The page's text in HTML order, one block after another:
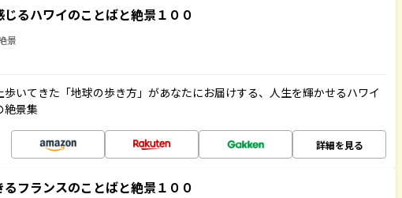
るハワイのことばと絶景１００
景
いてきた「地球の歩き方」があなたにお届けする、人生を輝かせるハワイ
絶景集
詳細を見る
フランスのことばと絶景１００